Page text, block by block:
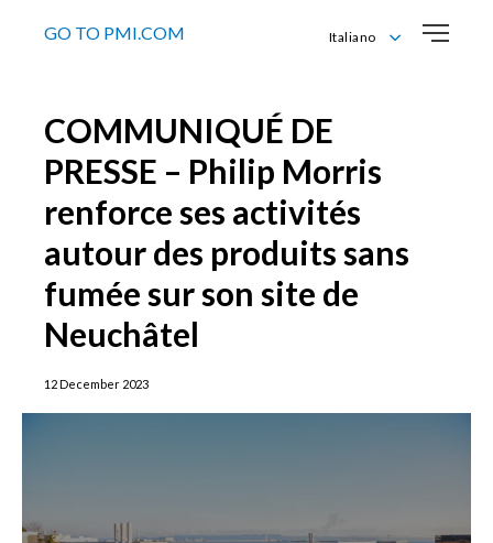
GO TO PMI.COM
Italiano
Français
COMMUNIQUÉ DE
PRESSE – Philip Morris
renforce ses activités
autour des produits sans
fumée sur son site de
Neuchâtel
12 December 2023